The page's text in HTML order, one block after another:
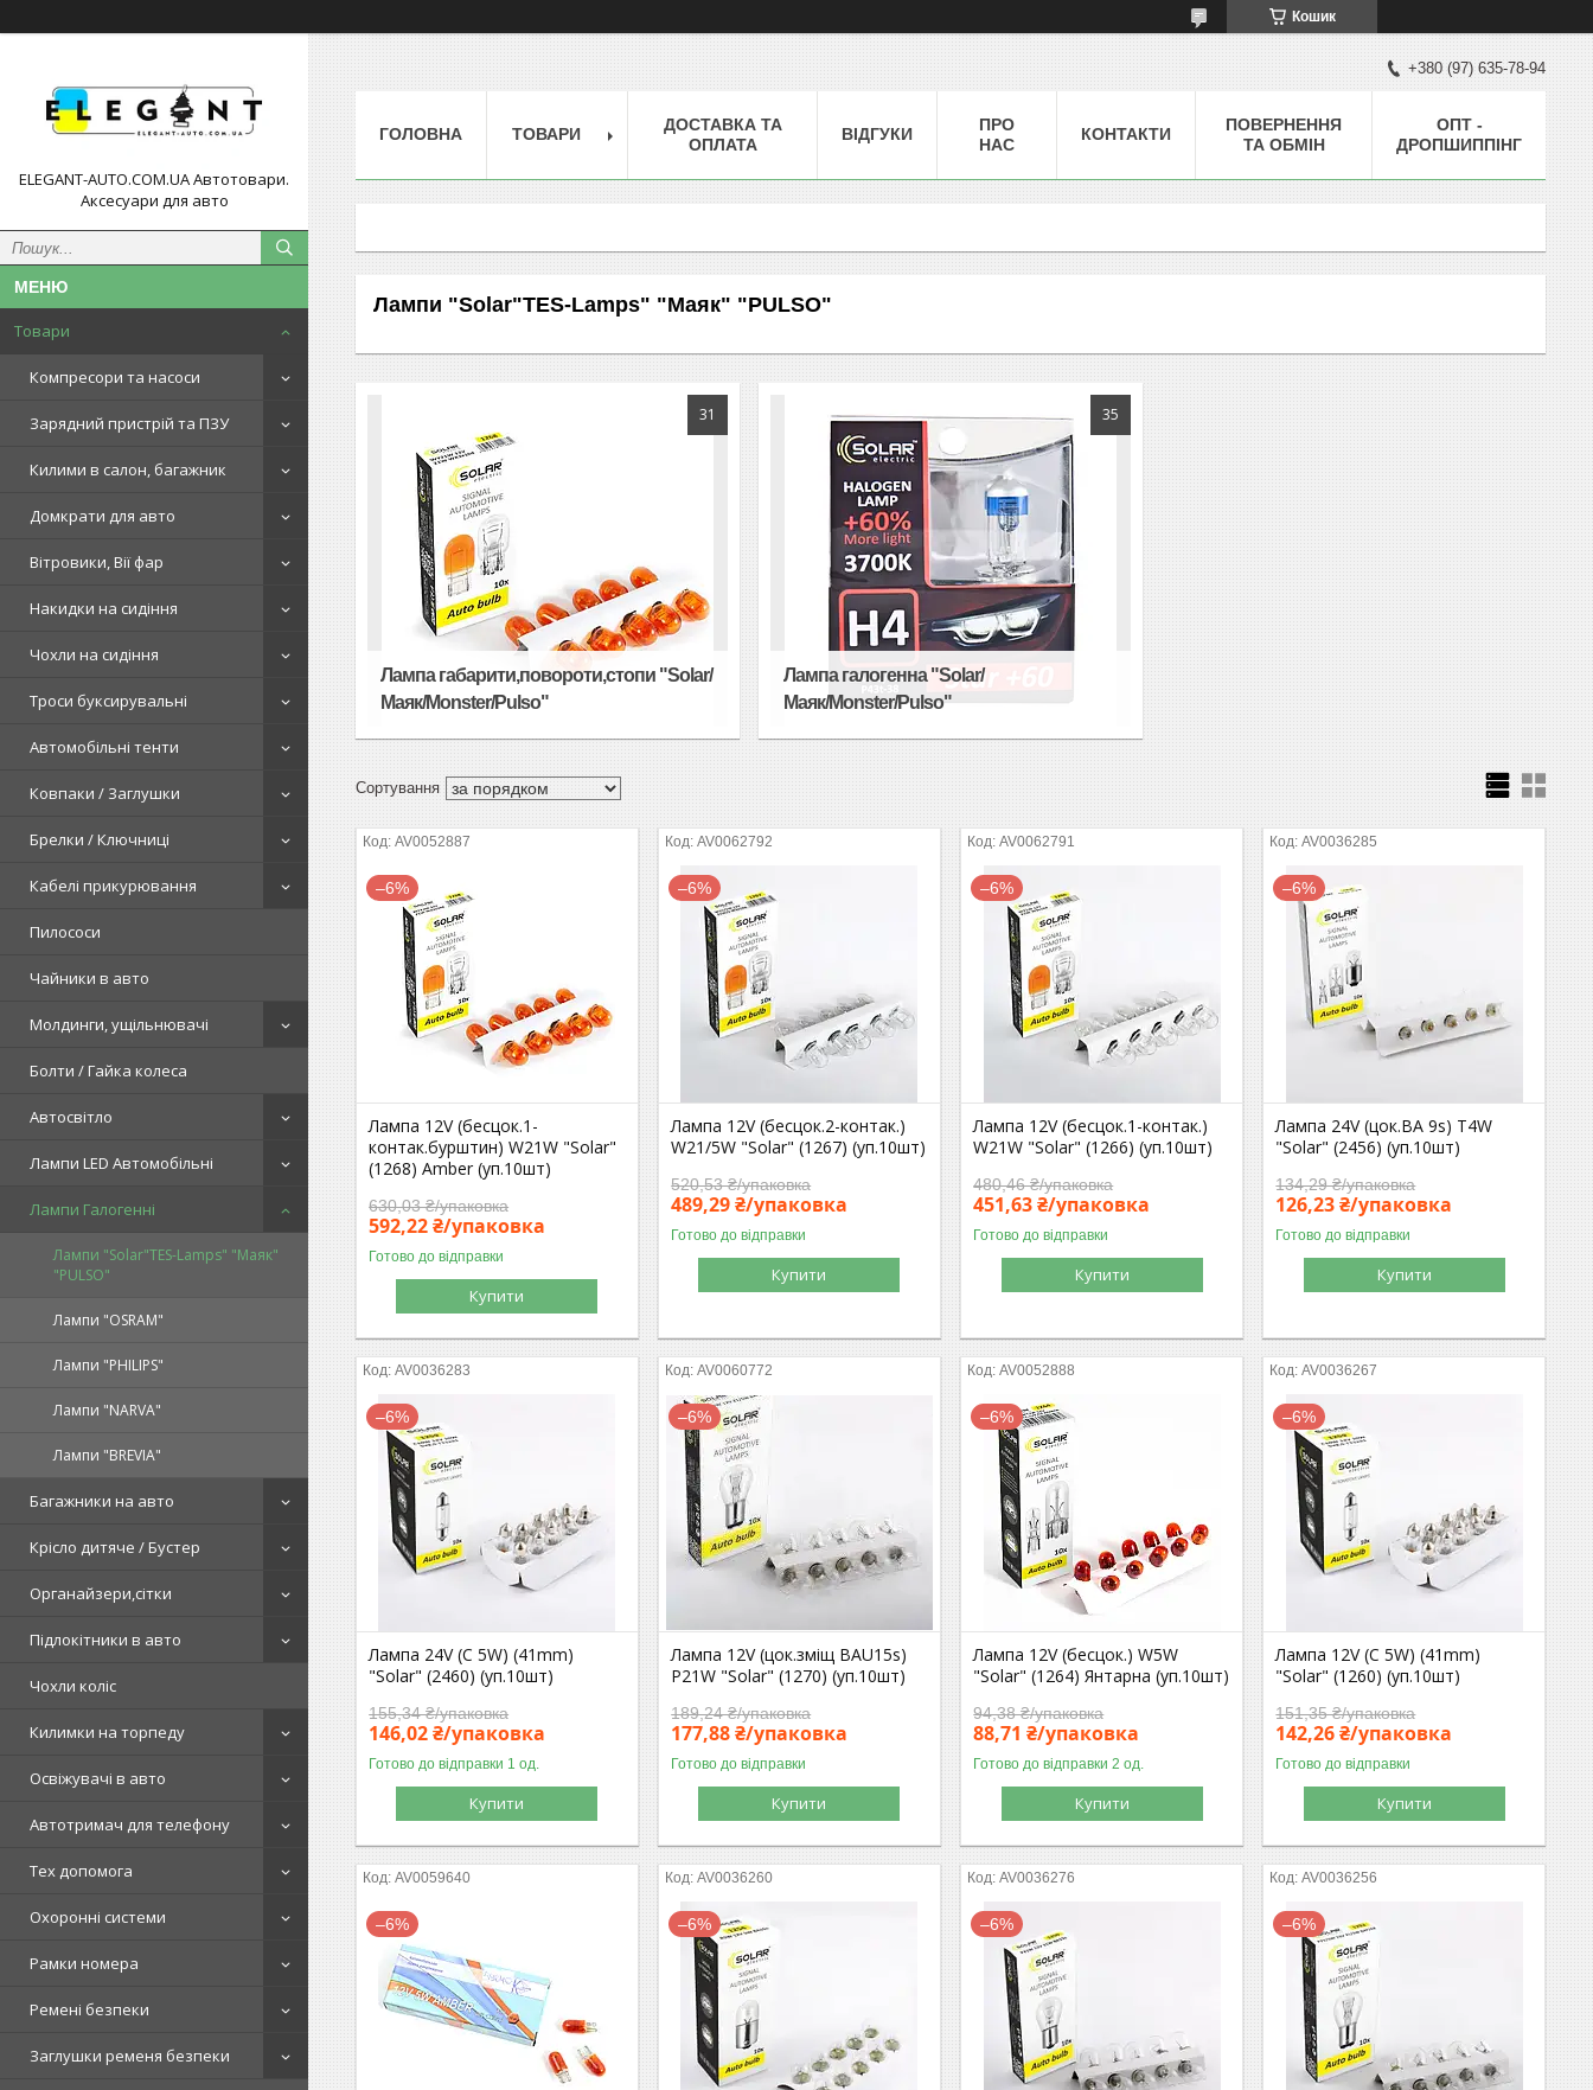
Кошик
ELEGANT-AUTO.COM.UA Автотовари.
Аксесуари для авто
Товари
Компресори та насоси
Зарядний пристрій та ПЗУ
Килими в салон, багажник
Домкрати для авто
Вітровики, Вії фар
Накидки на сидіння
Чохли на сидіння
Троси буксирувальні
Автомобільні тенти
Ковпаки / Заглушки
Брелки / Ключниці
Кабелі прикурювання
Пилососи
Чайники в авто
Молдинги, ущільнювачі
Болти / Гайка колеса
Автосвітло
Лампи LED Автомобільні
Лампи Галогенні
Лампи "Solar"TES-Lamps" "Маяк"
"PULSO"
Лампи "OSRAM"
Лампи "PHILIPS"
Лампи "NARVA"
Лампи "BREVIA"
Багажники на авто
Крісло дитяче / Бустер
Органайзери,сітки
Підлокітники в авто
Чохли коліс
Килимки на торпеду
Освіжувачі в авто
Автотримач для телефону
Тех допомога
Охоронні системи
Рамки номера
Ремені безпеки
Заглушки ременя безпеки
+380 (97) 635-78-94
ГОЛОВНА ТОВАРИ
ДОСТАВКА ТА
ОПЛАТА
ВІДГУКИ
ПРО
НАС
КОНТАКТИ
ПОВЕРНЕННЯ
ТА ОБМІН
ОПТ -
ДРОПШИППІНГ
Лампи "Solar"TES-Lamps" "Маяк" "PULSO"
31
Лампа габарити,повороти,стопи "Solar/
Маяк/Monster/Pulso"
35
Лампа галогенна "Solar/
Маяк/Monster/Pulso"
AV0052887
–6%
Лампа 12V (бесцок.1-
контак.бурштин) W21W "Solar"
(1268) Amber (уп.10шт)
630,03 ₴/упаковка
592,22 ₴/упаковка
Готово до відправки
Купити
AV0062792
–6%
Лампа 12V (бесцок.2-контак.)
W21/5W "Solar" (1267) (уп.10шт)
520,53 ₴/упаковка
489,29 ₴/упаковка
Готово до відправки
Купити
AV0062791
–6%
Лампа 12V (бесцок.1-контак.)
W21W "Solar" (1266) (уп.10шт)
480,46 ₴/упаковка
451,63 ₴/упаковка
Готово до відправки
Купити
AV0036285
–6%
Лампа 24V (цок.BA 9s) T4W
"Solar" (2456) (уп.10шт)
134,29 ₴/упаковка
126,23 ₴/упаковка
Готово до відправки
Купити
AV0036283
–6%
Лампа 24V (C 5W) (41mm)
"Solar" (2460) (уп.10шт)
155,34 ₴/упаковка
146,02 ₴/упаковка
Готово до відправки 1 од.
Купити
AV0060772
–6%
Лампа 12V (цок.зміщ ВАU15s)
P21W "Solar" (1270) (уп.10шт)
189,24 ₴/упаковка
177,88 ₴/упаковка
Готово до відправки
Купити
AV0052888
–6%
Лампа 12V (бесцок.) W5W
"Solar" (1264) Янтарна (уп.10шт)
94,38 ₴/упаковка
88,71 ₴/упаковка
Готово до відправки 2 од.
Купити
AV0036267
–6%
Лампа 12V (C 5W) (41mm)
"Solar" (1260) (уп.10шт)
151,35 ₴/упаковка
142,26 ₴/упаковка
Готово до відправки
Купити
AV0059640
–6%
AV0036260
–6%
AV0036276
–6%
AV0036256
–6%